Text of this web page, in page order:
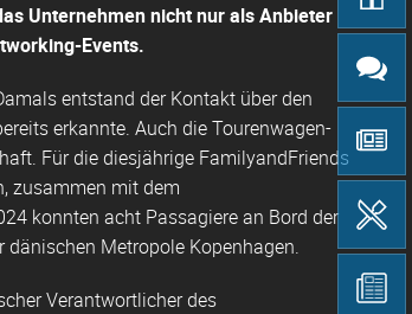
Unternehmen nicht nur als Anbieter
Events.
entstand der Kontakt über den
erkannte. Auch die Tourenwagen-
Für die diesjährige FamilyandFriends
zusammen mit dem
konnten acht Passagiere an Bord der
Metropole Kopenhagen.
Verantwortlicher des